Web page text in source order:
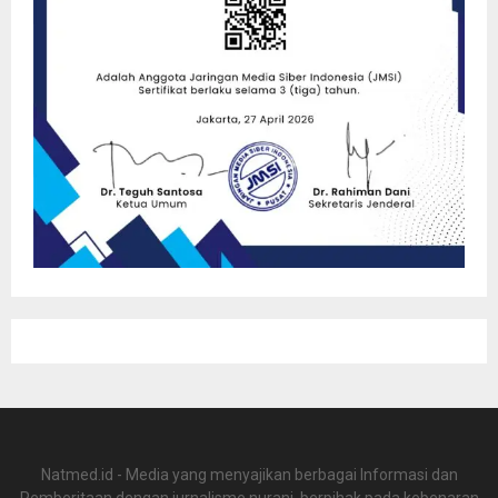
Natmed.id - Media yang menyajikan berbagai Informasi dan